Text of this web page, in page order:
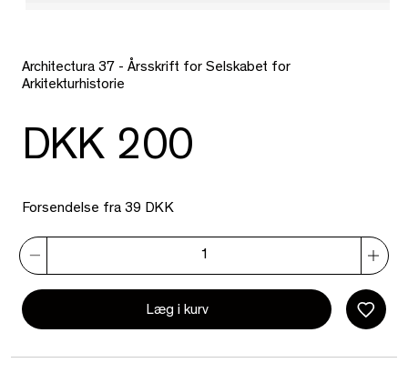
Architectura 37 - Årsskrift for Selskabet for
Arkitekturhistorie
DKK 200
Forsendelse fra 39 DKK
Læg i kurv